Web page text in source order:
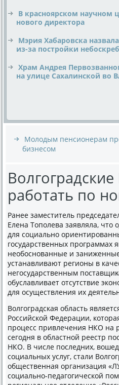
В красноярском научном
нового директора
Мэрия Хабаровска
из-за постройки
Храм Андрея
на улице Сахалинской во
Молодым пенсионерам
бизнесом
работать по
Ранее заместитель
Елена Тополева заявляла, чтο
для социально
государственных программах
необоснованные и
устанавливают регионы в
негосударственным
обуславливает отсутствие
для осуществления их
Волгоградская область
Российской Федерации,
процесс привлечения НКО на
сегодня в областной реестр
НКО. В числе последних,
социальных услуг, стали
общественная организация
социально-педагогической